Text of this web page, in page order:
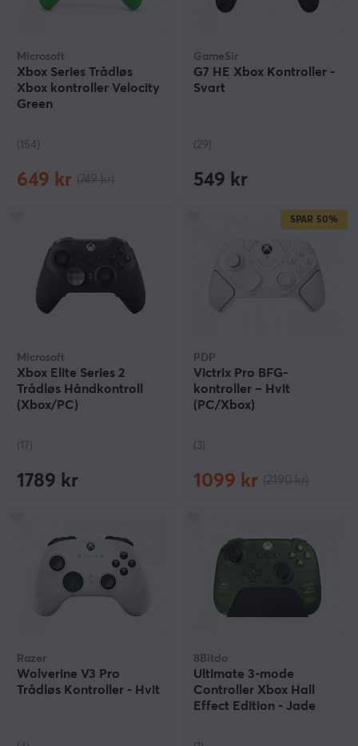
Microsoft
Xbox Series Trådløs
Xbox kontroller Velocity
Green
(154)
649 kr
GameSir
G7 HE Xbox Kontroller -
Svart
(29)
549 kr
Microsoft
Xbox Elite Series 2
Trådløs Håndkontroll
(Xbox/PC)
(17)
1789 kr
SPAR 50%
PDP
Victrix Pro BFG-
kontroller – Hvit
(PC/Xbox)
(3)
1099 kr
Razer
Wolverine V3 Pro
Trådløs Kontroller - Hvit
8Bitdo
Ultimate 3-mode
Controller Xbox Hall
Effect Edition - Jade